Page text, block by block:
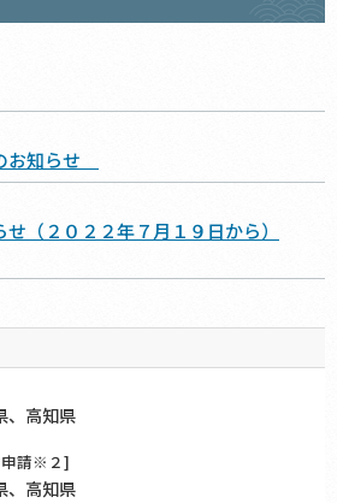
お知らせ
（２０２２年７月１９日から）
、高知県
申請※２]
、高知県